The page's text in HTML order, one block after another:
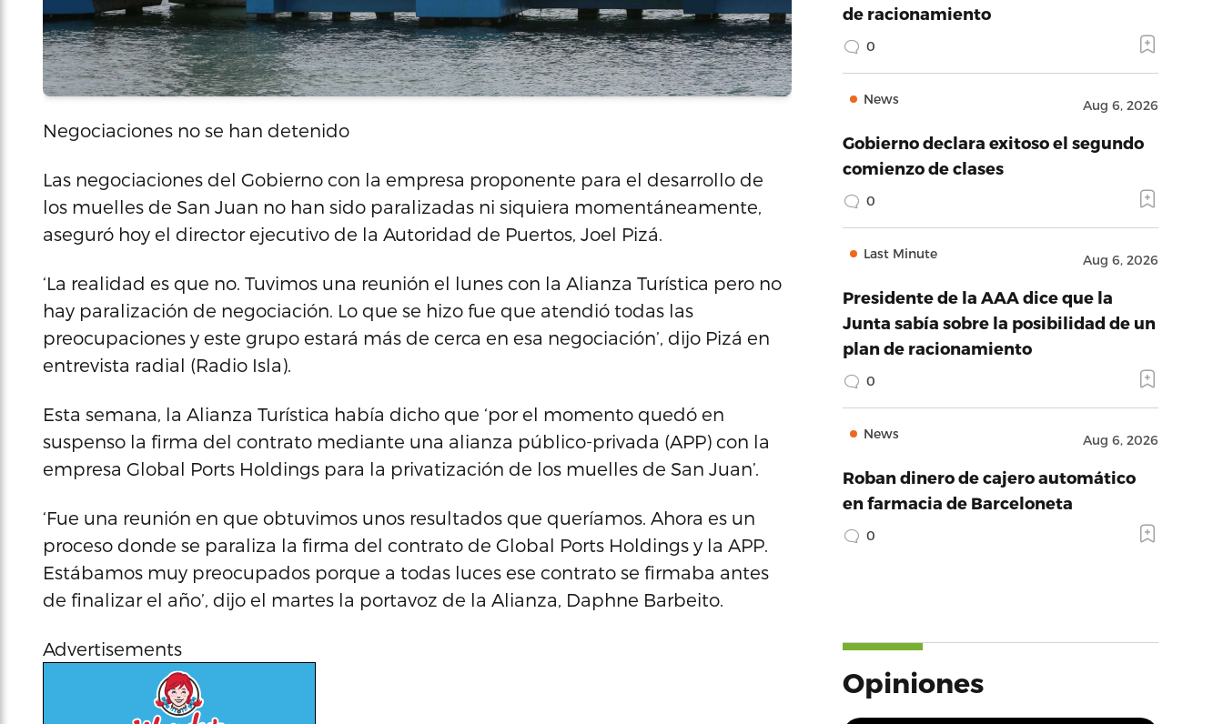
Negociaciones no se han detenido
Las negociaciones del Gobierno con la empresa proponente para el desarrollo de
los muelles de San Juan no han sido paralizadas ni siquiera momentáneamente,
aseguró hoy el director ejecutivo de la Autoridad de Puertos, Joel Pizá.
‘La realidad es que no. Tuvimos una reunión el lunes con la Alianza Turística pero no
hay paralización de negociación. Lo que se hizo fue que atendió todas las
preocupaciones y este grupo estará más de cerca en esa negociación’, dijo Pizá en
entrevista radial (Radio Isla).
Esta semana, la Alianza Turística había dicho que ‘por el momento quedó en
suspenso la firma del contrato mediante una alianza público-privada (APP) con la
empresa Global Ports Holdings para la privatización de los muelles de San Juan’.
‘Fue una reunión en que obtuvimos unos resultados que queríamos. Ahora es un
proceso donde se paraliza la firma del contrato de Global Ports Holdings y la APP.
Estábamos muy preocupados porque a todas luces ese contrato se firmaba antes
de finalizar el año’, dijo el martes la portavoz de la Alianza, Daphne Barbeito.
Advertisements
de racionamiento
0
News Aug 6, 2026
Gobierno declara exitoso el segundo
comienzo de clases
0
Last Minute Aug 6, 2026
Presidente de la AAA dice que la
Junta sabía sobre la posibilidad de un
plan de racionamiento
0
News Aug 6, 2026
Roban dinero de cajero automático
en farmacia de Barceloneta
0
Opiniones